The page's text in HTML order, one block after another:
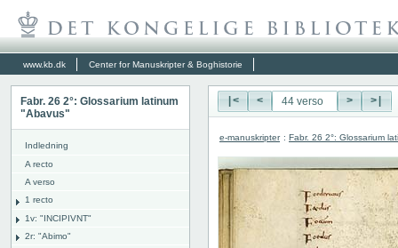
www.kb.dk Center for Manuskripter & Boghistorie
Fabr. 26 2°: Glossarium latinum
"Abavus"
Indledning
A recto
A verso
1 recto
1v: "INCIPIVNT"
2r: "Abimo"
|< < > >|
e-manuskripter : Fabr. 26 2°: Glossarium